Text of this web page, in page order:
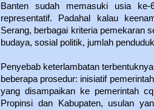
Banten sudah memasuki usia
representatif. Padahal kalau
Serang, berbagai kriteria pemekaran
budaya, sosial politik, jumlah
Penyebab keterlambatan
beberapa prosedur: inisiatif
yang disampaikan ke pemerintah
Propinsi dan Kabupaten, usulan